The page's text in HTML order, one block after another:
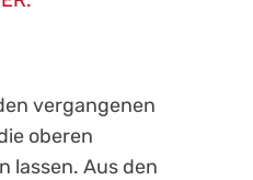
vergangenen
oberen
lassen. Aus den